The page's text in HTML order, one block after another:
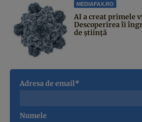
MEDIAFAX.RO
AI a creat primele
Descoperirea îi
de știință
Adresa de email*
Numele